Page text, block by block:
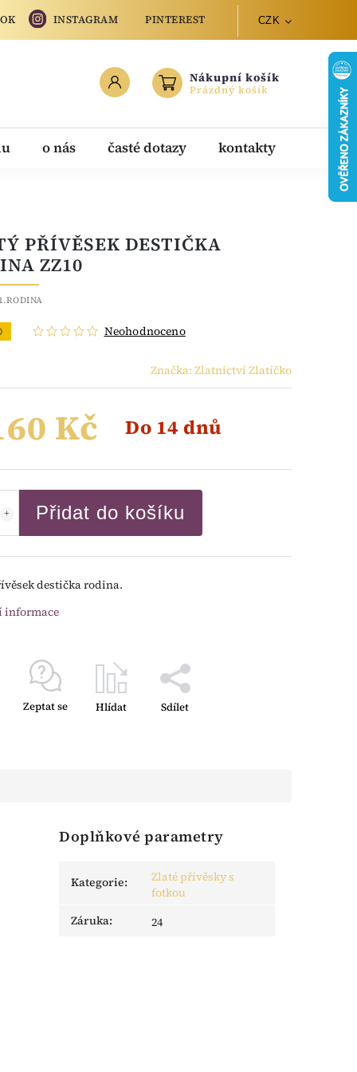
INSTAGRAM PINTEREST CZK
Nákupní košík
Prázdný košík
o nás časté dotazy kontakty
PŘÍVĚSEK DESTIČKA
ZZ10
Neohodnoceno
Značka: Zlatnictví Zlatíčko
Kč Do 14 dnů
Přidat do košíku
destička rodina.
informace
Zeptat se Hlídat Sdílet
Doplňkové parametry
Kategorie:
Zlaté přívěsky s
fotkou
Záruka: 24